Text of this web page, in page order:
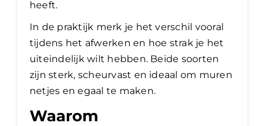
heeft.
In de praktijk merk je het verschil vooral
tijdens het afwerken en hoe strak je het
uiteindelijk wilt hebben. Beide soorten
zijn sterk, scheurvast en ideaal om muren
netjes en egaal te maken.
Waarom